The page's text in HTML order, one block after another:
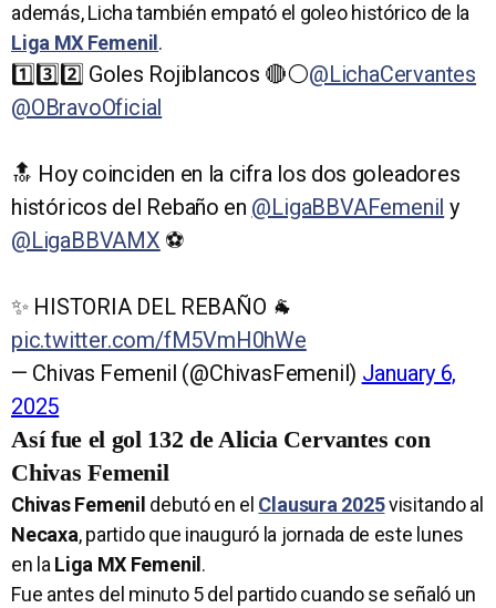
además, Licha también empató el goleo histórico de la
Liga MX Femenil .
1️⃣3️⃣2️⃣ Goles Rojiblancos 🔴⚪️@LichaCervantes
@OBravoOficial
🔝 Hoy coinciden en la cifra los dos goleadores
históricos del Rebaño en @LigaBBVAFemenil y
@LigaBBVAMX ⚽️
✨ HISTORIA DEL REBAÑO 🐐
pic.twitter.com/fM5VmH0hWe
— Chivas Femenil (@ChivasFemenil) January 6,
2025
Así fue el gol 132 de Alicia Cervantes con
Chivas Femenil
Chivas Femenil debutó en el Clausura 2025visitando al
Necaxa, partido que inauguró la jornada de este lunes
en laLiga MX Femenil .
Fue antes del minuto 5 del partido cuando se señaló un